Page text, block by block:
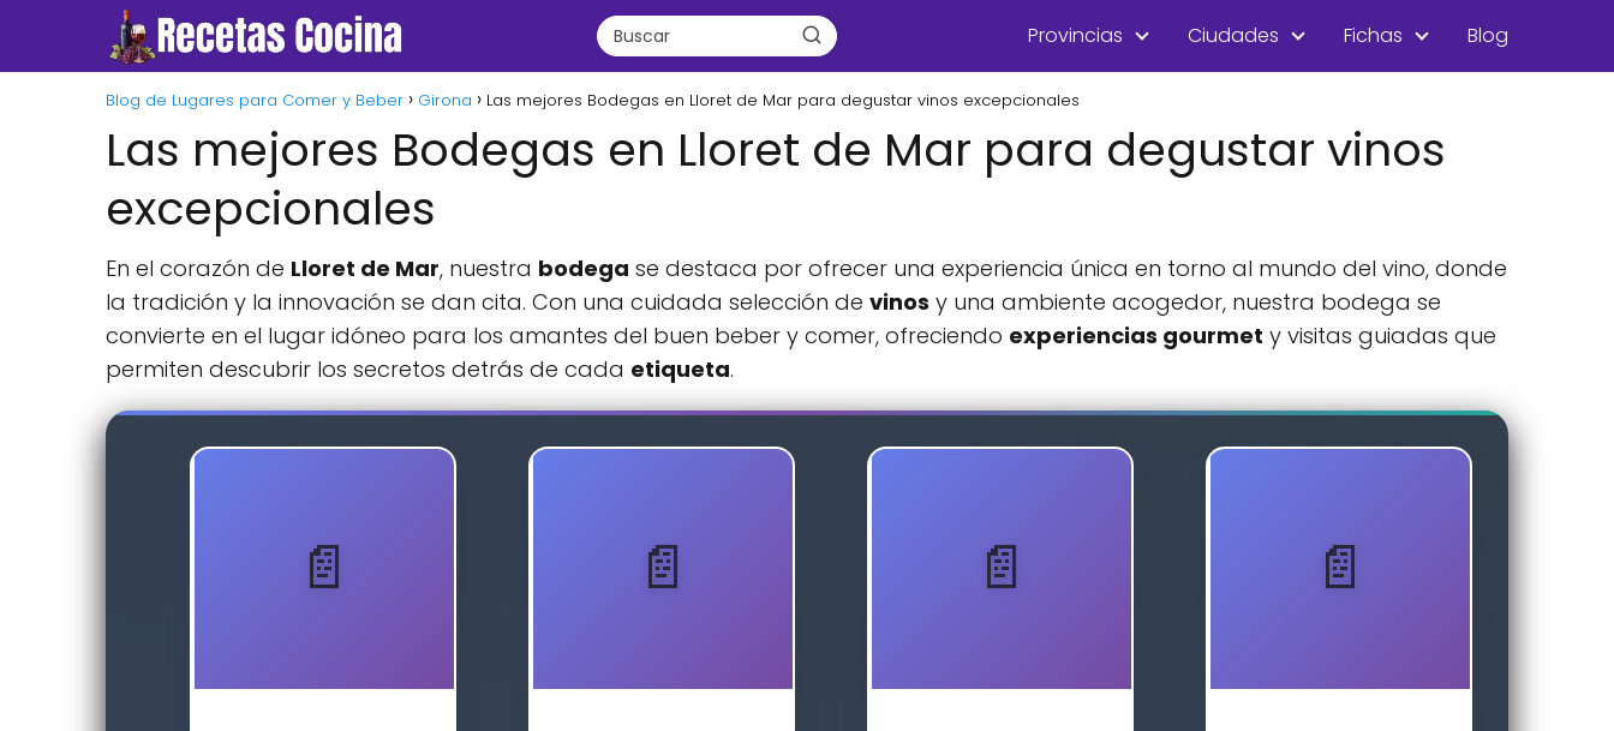
Provincias Ciudades Fichas Blog
Blog de Lugares para Comer y Beber Girona Las mejores Bodegas en Lloret de Mar para degustar vinos excepcionales
Las mejores Bodegas en Lloret de Mar para degustar vinos
excepcionales
En el corazón de Lloret de Mar, nuestra bodega se destaca por ofrecer una experiencia única en torno al mundo del vino, donde
la tradición y la innovación se dan cita. Con una cuidada selección de vinos y una ambiente acogedor, nuestra bodega se
convierte en el lugar idóneo para los amantes del buen beber y comer, ofreciendo experiencias gourmet y visitas guiadas que
permiten descubrir los secretos detrás de cada etiqueta.